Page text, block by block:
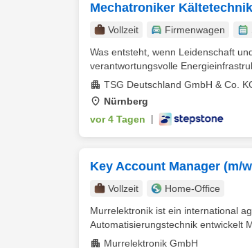
Mechatroniker
Vollzeit Firmenwagen
Was entsteht, wenn Leidenschaft
verantwortungsvolle
TSG Deutschland GmbH & Co.
Nürnberg
vor 4 Tagen
Key Account Manager (m/
Vollzeit
Home-Office
Murrelektronik ist ein international
Automatisierungstechnik entwickelt
Murrelektronik GmbH